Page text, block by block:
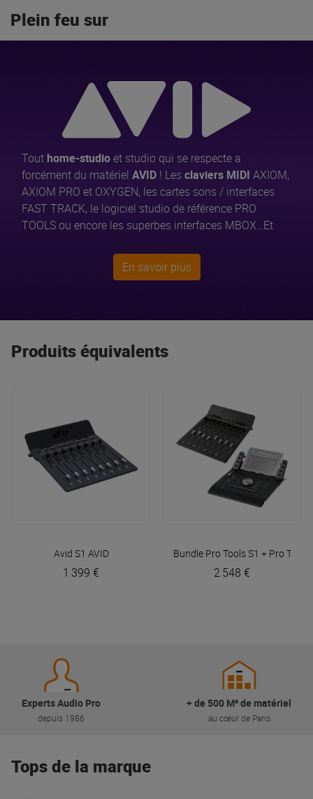
Plein feu sur
Tout home-studioet studio qui se respecte a
forcément du matériel AVID ! Les claviers MIDI AXIOM,
AXIOM PRO et OXYGEN, les cartes sons / interfaces
FAST TRACK, le logiciel studio de référence PRO
TOOLS ou encore les superbes interfaces MBOX…Et
TORQ, nouveaux incontournables de la scène DJ !
En savoir plus
Produits équivalents
Avid S1 AVID
1 399 €
Bundle Pro Tools S1 + Pro Tools
2 548 €
Experts Audio Pro
depuis 1986
+ de 500 M² de matériel
au cœur de Paris
Tops de la marque